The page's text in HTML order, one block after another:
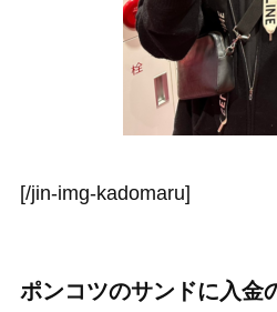
[/jin-img-kadomaru]
ポンコツのサンドに入金